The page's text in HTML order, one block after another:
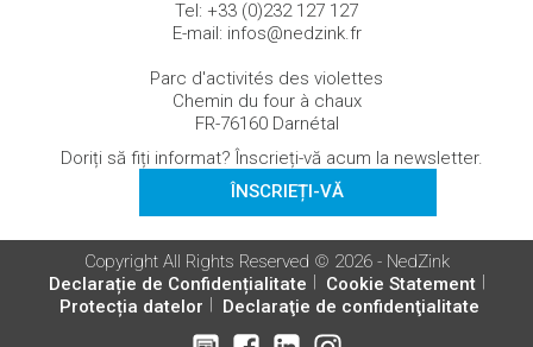
Tel: +33 (0)232 127 127
E-mail: infos@nedzink.fr
Parc d'activités des violettes
Chemin du four à chaux
FR-76160 Darnétal
Doriți să fiți informat? Înscrieți-vă acum la newsletter.
ÎNSCRIEȚI-VĂ
Copyright All Rights Reserved © 2026 - NedZink
Declarație de Confidențialitate
Cookie Statement
Protecția datelor
Declaraţie de confidenţialitate